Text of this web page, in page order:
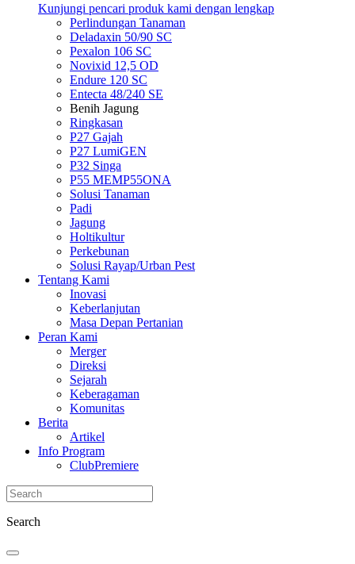
Kunjungi pencari produk kami dengan lengkap
Perlindungan Tanaman
Deladaxin 50/90 SC
Pexalon 106 SC
Novixid 12,5 OD
Endure 120 SC
Entecta 48/240 SE
Benih Jagung
Ringkasan
P27 Gajah
P27 LumiGEN
P32 Singa
P55 MEMP55ONA
Solusi Tanaman
Padi
Jagung
Holtikultur
Perkebunan
Solusi Rayap/Urban Pest
Tentang Kami
Inovasi
Keberlanjutan
Masa Depan Pertanian
Peran Kami
Merger
Direksi
Sejarah
Keberagaman
Komunitas
Berita
Artikel
Info Program
ClubPremiere
Search